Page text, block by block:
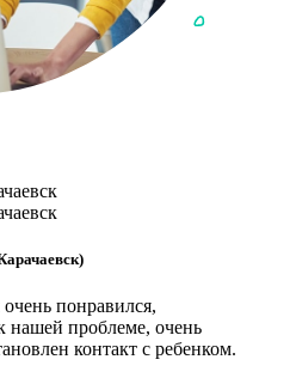
понравился,
нашей проблеме, очень
контакт с ребенком.